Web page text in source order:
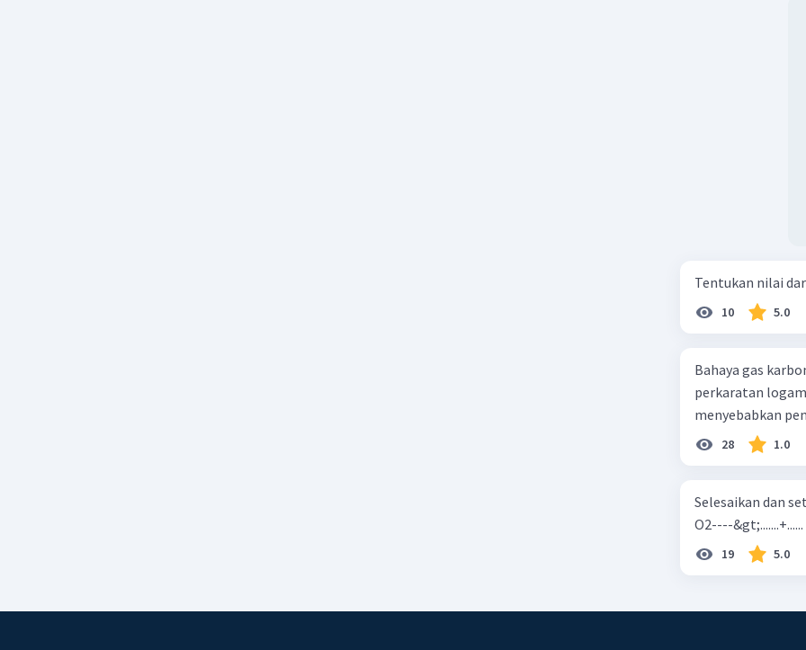
Tentukan nilai
10 5.0
Bahaya gas karbon
perkaratan logam b. mengurangi kadar CO2 di udara c. merusak lapisan
28 1.0
Selesaikan dan
O2----&gt;.......+......
19 5.0